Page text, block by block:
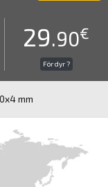
29.90€
För dyr ?
mm